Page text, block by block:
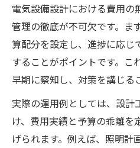
電気設備設計における費用
管理の徹底が不可欠です。ま
算配分を設定し、進捗に応じ
することがポイントです。こ
早期に察知し、対策を講じる
実際の運用例としては、設計
け、費用実績と予算の乖離
げられます。例えば、照明計